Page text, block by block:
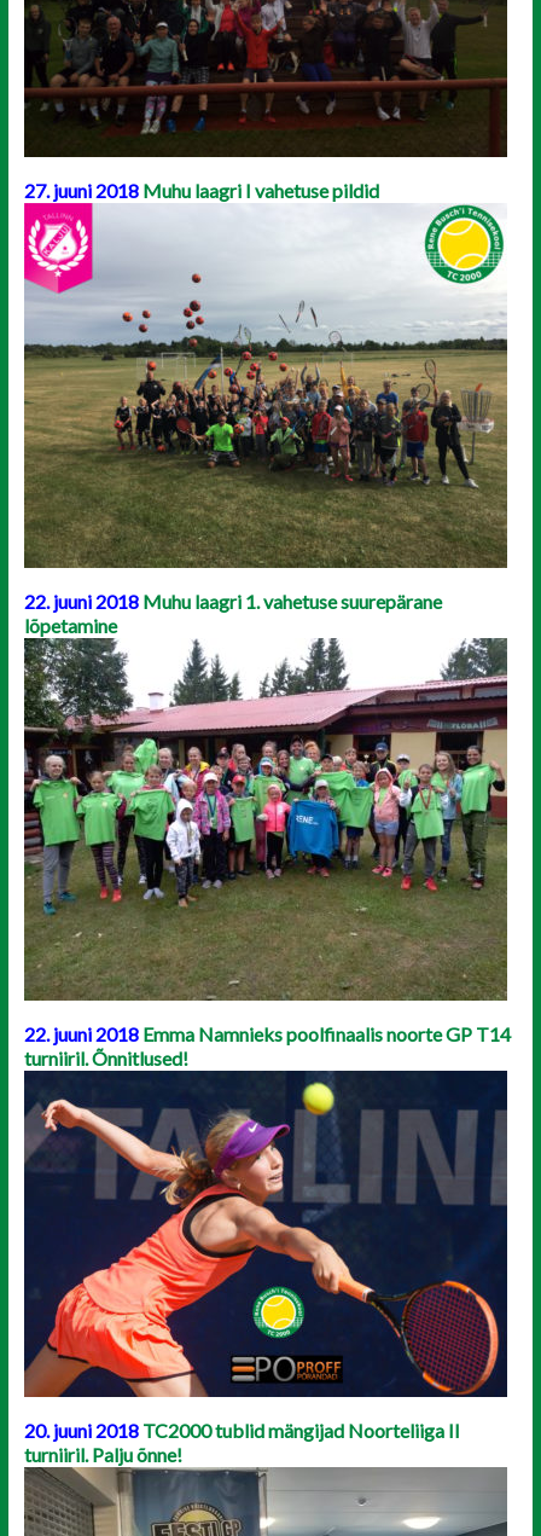
27. juuni 2018 Muhu laagri I vahetuse pildid
22. juuni 2018 Muhu laagri 1. vahetuse suurepärane
lõpetamine
22. juuni 2018 Emma Namnieks poolfinaalis noorte GP T14
turniiril. Õnnitlused!
20. juuni 2018 TC2000 tublid mängijad Noorteliiga II
turniiril. Palju õnne!